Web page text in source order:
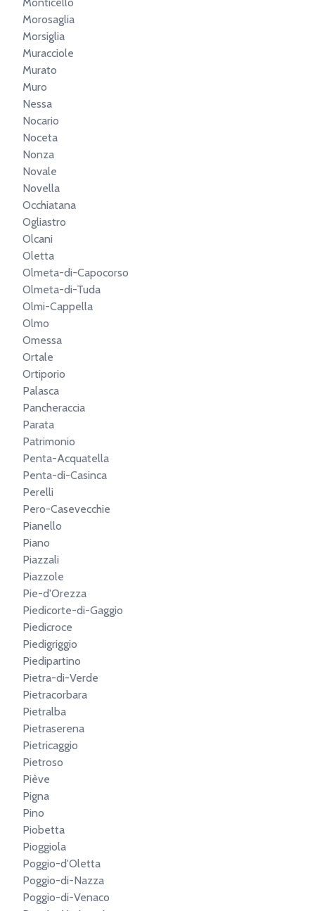
Morosaglia
Morsiglia
Muracciole
Murato
Muro
Nessa
Nocario
Noceta
Nonza
Novale
Novella
Occhiatana
Ogliastro
Olcani
Oletta
Olmeta-di-Capocorso
Olmeta-di-Tuda
Olmi-Cappella
Olmo
Omessa
Ortale
Ortiporio
Palasca
Pancheraccia
Parata
Patrimonio
Penta-Acquatella
Penta-di-Casinca
Perelli
Pero-Casevecchie
Pianello
Piano
Piazzali
Piazzole
Pie-d'Orezza
Piedicorte-di-Gaggio
Piedicroce
Piedigriggio
Piedipartino
Pietra-di-Verde
Pietracorbara
Pietralba
Pietraserena
Pietricaggio
Pietroso
Piève
Pigna
Pino
Piobetta
Pioggiola
Poggio-d'Oletta
Poggio-di-Nazza
Poggio-di-Venaco